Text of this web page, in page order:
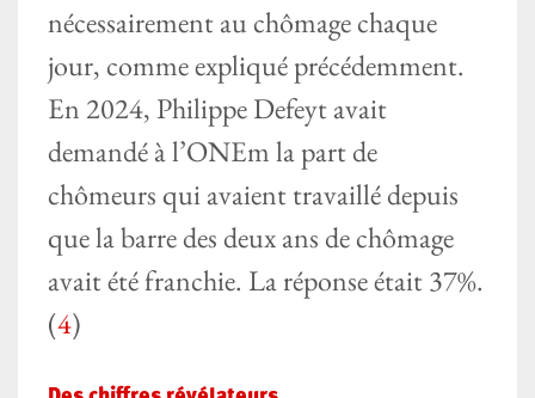
nécessairement au chômage chaque
jour, comme expliqué précédemment.
En 2024, Philippe Defeyt avait
demandé à l’ONEm la part de
chômeurs qui avaient travaillé depuis
que la barre des deux ans de chômage
avait été franchie. La réponse était 37%.
(4)